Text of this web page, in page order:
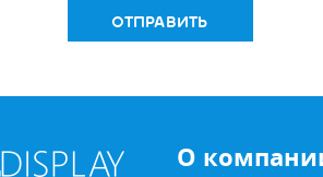
ОТПРАВИТЬ
О